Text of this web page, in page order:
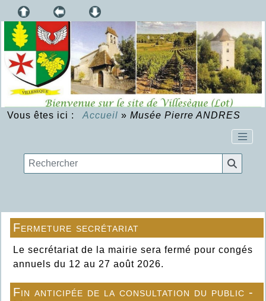
Vous êtes ici : Accueil » Musée Pierre ANDRES
Fermeture secrétariat
Le secrétariat de la mairie sera fermé pour congés
annuels du 12 au 27 août 2026.
Fin anticipée de la consultation du public -